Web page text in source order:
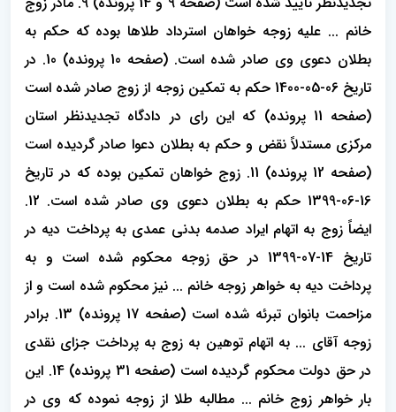
خانم ... علیه زوجه خواهان استرداد طلاها بوده که حکم به
بطلان دعوی وی صادر شده است. (صفحه 10 پرونده) 10. در
تاریخ 06-05-1400 حکم به تمکین زوجه از زوج صادر شده است
(صفحه 11 پرونده) که این رای در دادگاه تجدیدنظر استان
مرکزی مستدلاً نقض و حکم به بطلان دعوا صادر گردیده است
(صفحه 12 پرونده) 11. زوج خواهان تمکین بوده که در تاریخ
16-06-1399 حکم به بطلان دعوی وی صادر شده است. 12.
ایضاً زوج به اتهام ایراد صدمه بدنی عمدی به پرداخت دیه در
تاریخ 14-07-1399 در حق زوجه محکوم شده است و به
پرداخت دیه به خواهر زوجه خانم ... نیز محکوم شده است و از
مزاحمت بانوان تبرئه شده است (صفحه 17 پرونده) 13. برادر
زوجه آقای ... به اتهام توهین به زوج به پرداخت جزای نقدی
در حق دولت محکوم گردیده است (صفحه 31 پرونده) 14. این
بار خواهر زوج خانم ... مطالبه طلا از زوجه نموده که وی در